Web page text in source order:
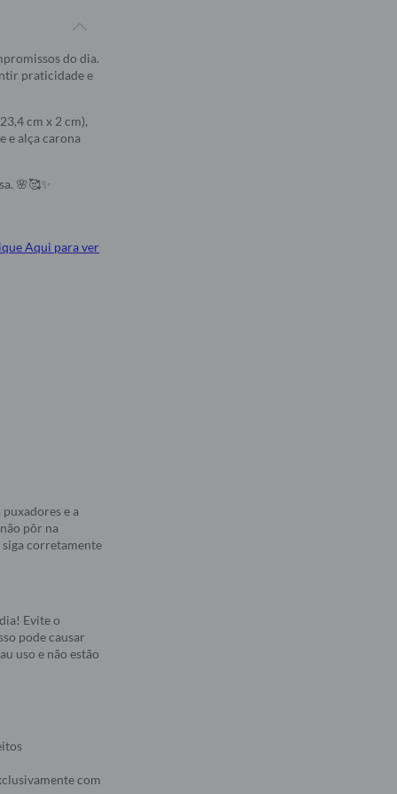
do dia.
praticidade e
cm x 2 cm),
e alça carona
🌸🥰✨
Aqui para ver
e a
pôr na
siga corretamente
Evite o
pode causar
uso e não estão
com